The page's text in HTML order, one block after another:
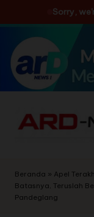
Sorry,
Skip
content
Beranda » Apel
Batasnya, Teruslah
Pandeglang